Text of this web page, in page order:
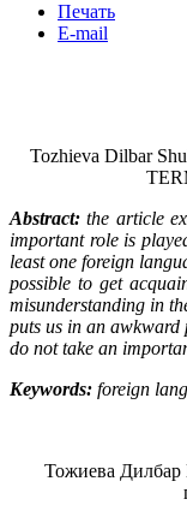
Печать
E-mail
Tozhieva Dilbar
Abstract: the article
important role is
least one foreign
possible to get
misunderstanding in
puts us in an awkward
do not take an
Keywords: foreign
Тожиева Дилбар